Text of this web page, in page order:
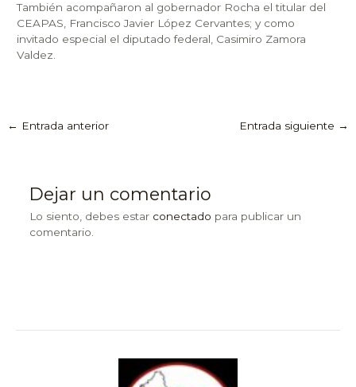
También acompañaron al gobernador Rocha el titular del
CEAPAS, Francisco Javier López Cervantes; y como
invitado especial el diputado federal, Casimiro Zamora
Valdez.
← Entrada anterior Entrada siguiente →
Dejar un comentario
Lo siento, debes estar conectado para publicar un
comentario.